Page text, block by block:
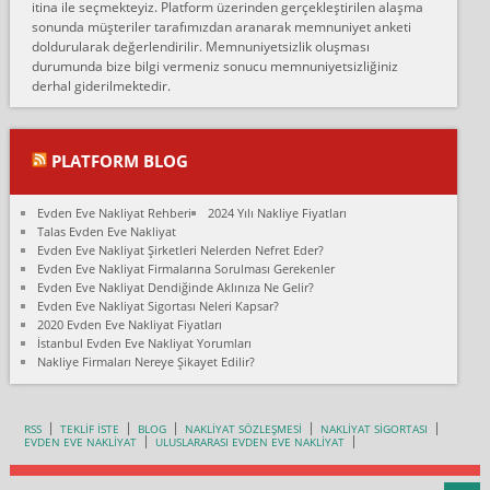
fiyatın mazoto gele...
Fatih kokmese:
Diyarbakır dan eşyamı getirtmek için anlaştım sözleşme yaptım.
Son anda fiyat artırdılar.. mecburiyetten tasittim.. bu kişiler ağrılı
Ali:
olduk. Asansörlü dediler sonra uraya asansör kurulmaz dediler
fark istediler. ortada asa...
Nimet:
Ben 2021 Ağustos ilk haftası Evimi taşıdım yani İstanbul'un bir
Mahallesi'nden bir başka Mahallesi'ne yani Ümraniye bölgesinde
oturuyorum önceleri ara...
Nimet Köse:
Merhaba ben 2021 Ağustos ilk haftası evimi Ümraniye'den Çok
Hancıoğlu naklyatla taşındım...
Karabükden İzmir'e Karabük kardem naklyat la taşındım bir çok
itina ile seçmekteyiz. Platform üzerinden gerçekleştirilen alaşma
sonunda müşteriler tarafımızdan aranarak memnuniyet anketi
doldurularak değerlendirilir. Memnuniyetsizlik oluşması
durumunda bize bilgi vermeniz sonucu memnuniyetsizliğiniz
derhal giderilmektedir.
PLATFORM BLOG
Evden Eve Nakliyat Rehberi
2024 Yılı Nakliye Fiyatları
Talas Evden Eve Nakliyat
Evden Eve Nakliyat Şirketleri Nelerden Nefret Eder?
Evden Eve Nakliyat Firmalarına Sorulması Gerekenler
Evden Eve Nakliyat Dendiğinde Aklınıza Ne Gelir?
Evden Eve Nakliyat Sigortası Neleri Kapsar?
2020 Evden Eve Nakliyat Fiyatları
İstanbul Evden Eve Nakliyat Yorumları
Nakliye Firmaları Nereye Şikayet Edilir?
RSS TEKLİF İSTE BLOG NAKLİYAT SÖZLEŞMESİ
NAKLİYAT SİGORTASI
EVDEN EVE NAKLİYAT
ULUSLARARASI EVDEN EVE NAKLİYAT